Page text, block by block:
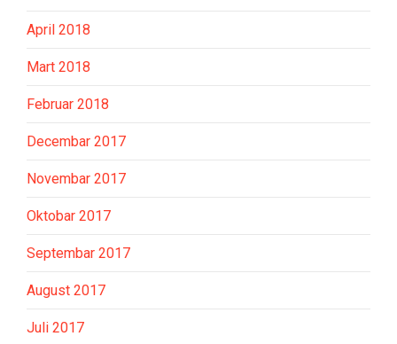
April 2018
Mart 2018
Februar 2018
Decembar 2017
Novembar 2017
Oktobar 2017
Septembar 2017
August 2017
Juli 2017